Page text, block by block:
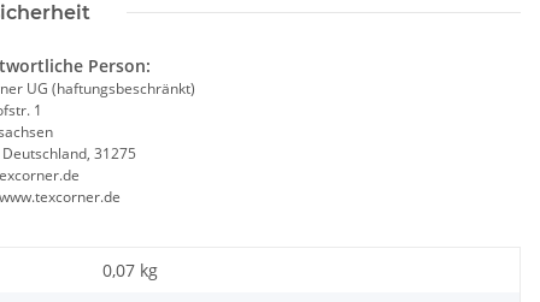
Person:
UG (haftungsbeschränkt)
1
31275
0,07 kg
-
3 größen
-2,49 €*